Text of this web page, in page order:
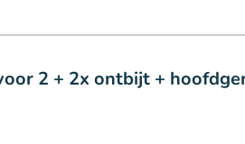
2 + 2x ontbijt +